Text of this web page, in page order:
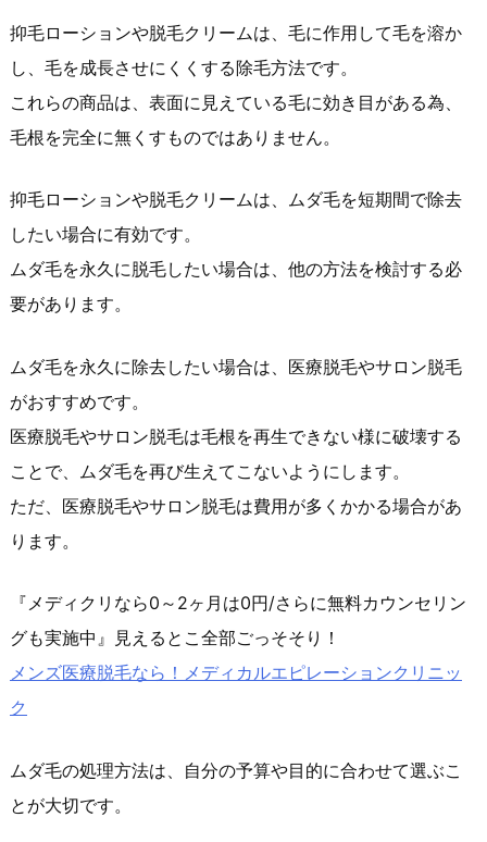
抑毛ローションや脱毛クリームは、毛に作用して毛を溶か
し、毛を成長させにくくする除毛方法です。
これらの商品は、表面に見えている毛に効き目がある為、
毛根を完全に無くすものではありません。
抑毛ローションや脱毛クリームは、ムダ毛を短期間で除去
したい場合に有効です。
ムダ毛を永久に脱毛したい場合は、他の方法を検討する必
要があります。
ムダ毛を永久に除去したい場合は、医療脱毛やサロン脱毛
がおすすめです。
医療脱毛やサロン脱毛は毛根を再生できない様に破壊する
ことで、ムダ毛を再び生えてこないようにします。
ただ、医療脱毛やサロン脱毛は費用が多くかかる場合があ
ります。
『メディクリなら0～2ヶ月は0円/さらに無料カウンセリン
グも実施中』見えるとこ全部ごっそそり！
メンズ医療脱毛なら！メディカルエピレーションクリニッ
ク
ムダ毛の処理方法は、自分の予算や目的に合わせて選ぶこ
とが大切です。